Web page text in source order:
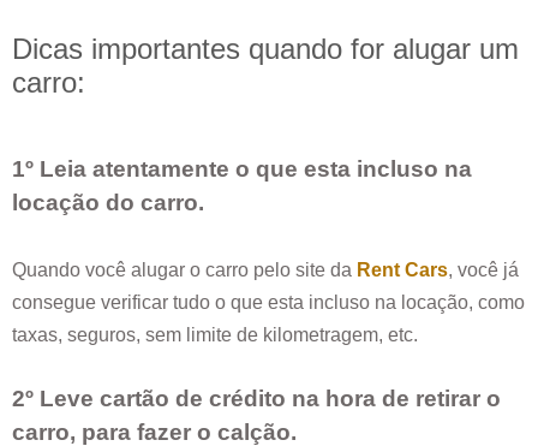
Dicas importantes quando for alugar um
carro:
1º Leia atentamente o que esta incluso na
locação do carro.
Quando você alugar o carro pelo site da Rent Cars, você já
consegue verificar tudo o que esta incluso na locação, como
taxas, seguros, sem limite de kilometragem, etc.
2º Leve cartão de crédito na hora de retirar o
carro, para fazer o calção.